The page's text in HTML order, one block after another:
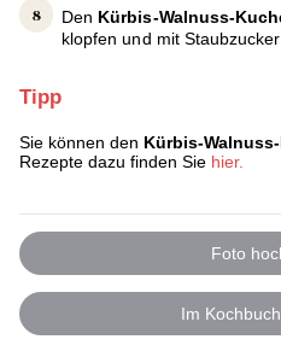
Den Kürbis-Walnuss-
klopfen und mit
Tipp
Sie können den Kürbis-
Rezepte dazu finden Sie hier.
Foto
Im